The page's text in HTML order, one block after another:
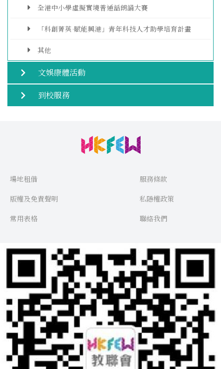
全港中小學虛擬實境普通話朗誦大賽
「科創菁英·賦能興港」青年科技人才助學培育計畫
其他
文娛康體活動
到校服務
場地租借
服務條款
版權及免責聲明
私隱權政策
常用表格
聯絡我們